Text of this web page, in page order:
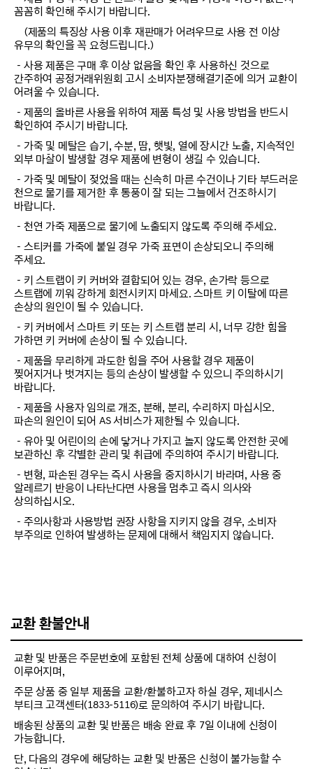
꼼꼼히 확인해 주시기 바랍니다.
(제품의 특징상 사용 이후 재판매가 어려우므로 사용 전 이상
유무의 확인을 꼭 요청드립니다.)
－사용 제품은 구매 후 이상 없음을 확인 후 사용하신 것으로
간주하여 공정거래위원회 고시 소비자분쟁해결기준에 의거 교환이
어려울 수 있습니다.
－제품의 올바른 사용을 위하여 제품 특성 및 사용 방법을 반드시
확인하여 주시기 바랍니다.
－가죽 및 메탈은 습기, 수분, 땀, 햇빛, 열에 장시간 노출, 지속적인
외부 마찰이 발생할 경우 제품에 변형이 생길 수 있습니다.
－가죽 및 메탈이 젖었을 때는 신속히 마른 수건이나 기타 부드러운
천으로 물기를 제거한 후 통풍이 잘 되는 그늘에서 건조하시기
바랍니다.
－천연 가죽 제품으로 물기에 노출되지 않도록 주의해 주세요.
－스티커를 가죽에 붙일 경우 가죽 표면이 손상되오니 주의해
주세요.
－키 스트랩이 키 커버와 결합되어 있는 경우, 손가락 등으로
스트랩에 끼워 강하게 회전시키지 마세요. 스마트 키 이탈에 따른
손상의 원인이 될 수 있습니다.
－키 커버에서 스마트 키 또는 키 스트랩 분리 시, 너무 강한 힘을
가하면 키 커버에 손상이 될 수 있습니다.
－제품을 무리하게 과도한 힘을 주어 사용할 경우 제품이
찢어지거나 벗겨지는 등의 손상이 발생할 수 있으니 주의하시기
바랍니다.
－제품을 사용자 임의로 개조, 분해, 분리, 수리하지 마십시오.
파손의 원인이 되어 AS 서비스가 제한될 수 있습니다.
－유아 및 어린이의 손에 닿거나 가지고 놀지 않도록 안전한 곳에
보관하신 후 각별한 관리 및 취급에 주의하여 주시기 바랍니다.
－변형, 파손된 경우는 즉시 사용을 중지하시기 바라며, 사용 중
알레르기 반응이 나타난다면 사용을 멈추고 즉시 의사와
상의하십시오.
－주의사항과 사용방법 권장 사항을 지키지 않을 경우, 소비자
부주의로 인하여 발생하는 문제에 대해서 책임지지 않습니다.
교환 환불안내
교환 및 반품은 주문번호에 포함된 전체 상품에 대하여 신청이
이루어지며,
주문 상품 중 일부 제품을 교환/환불하고자 하실 경우, 제네시스
부티크 고객센터(1833-5116)로 문의하여 주시기 바랍니다.
배송된 상품의 교환 및 반품은 배송 완료 후 7일 이내에 신청이
가능합니다.
단, 다음의 경우에 해당하는 교환 및 반품은 신청이 불가능할 수